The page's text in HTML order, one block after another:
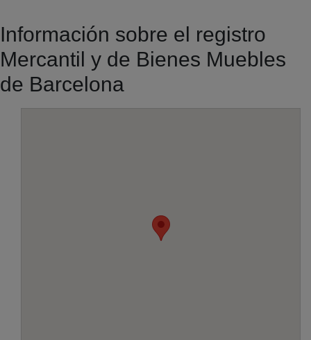
Información sobre el registro
Mercantil y de Bienes Muebles
de Barcelona